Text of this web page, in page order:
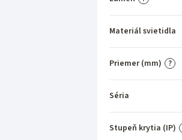
Materiál svietidla
?
Priemer (mm)
Séria
Stupeň krytia (IP)